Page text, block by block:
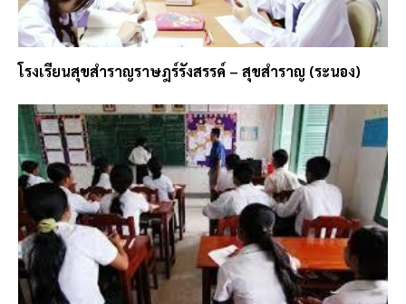
โรงเรียนสุขสำราญราษฎร์รังสรรค์ – สุขสำราญ (ระนอง)